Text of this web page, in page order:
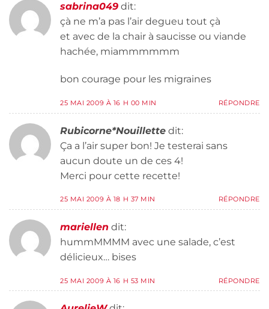
sabrina049 dit:
çà ne m’a pas l’air degueu tout çà
et avec de la chair à saucisse ou viande
hachée, miammmmmm
bon courage pour les migraines
25 MAI 2009 À 16 H 00 MIN RÉPONDRE
Rubicorne*Nouillette dit:
Ça a l’air super bon! Je testerai sans
aucun doute un de ces 4!
Merci pour cette recette!
25 MAI 2009 À 18 H 37 MIN RÉPONDRE
mariellen dit:
hummMMMM avec une salade, c’est
délicieux… bises
25 MAI 2009 À 16 H 53 MIN RÉPONDRE